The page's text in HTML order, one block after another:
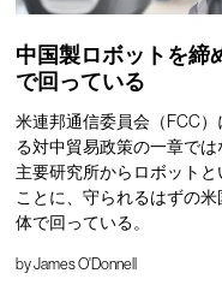
中国製ロボットを締
で回っている
米連邦通信委員会（FCC
る対中貿易政策の一章で
主要研究所からロボット
ことに、守られるはずの
体で回っている。
byJames O'Donnell